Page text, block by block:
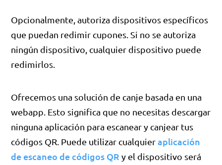
Opcionalmente, autoriza dispositivos específicos
que puedan redimir cupones. Si no se autoriza
ningún dispositivo, cualquier dispositivo puede
redimirlos.
Ofrecemos una solución de canje basada en una
webapp. Esto significa que no necesitas descargar
ninguna aplicación para escanear y canjear tus
códigos QR. Puede utilizar cualquieraplicación
de escaneo de códigos QR y el dispositivo será